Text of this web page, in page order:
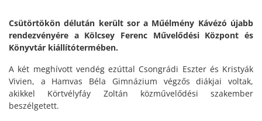
Csütörtökön délután került sor a Műélmény Kávézó újabb
rendezvényére a Kölcsey Ferenc Művelődési Központ és
Könyvtár kiállítótermében.
A két meghívott vendég ezúttal Csongrádi Eszter és Kristyák
Vivien, a Hamvas Béla Gimnázium végzős diákjai voltak,
akikkel Körtvélyfáy Zoltán közművelődési szakember
beszélgetett.